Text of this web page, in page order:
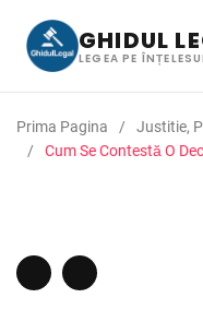
GHIDUL
LEGEA PE
Prima Pagina
Justitie,
Cum Se Contestă O